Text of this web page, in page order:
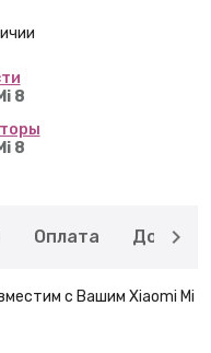
8
8
Оплата
с Вашим Xiaomi Mi